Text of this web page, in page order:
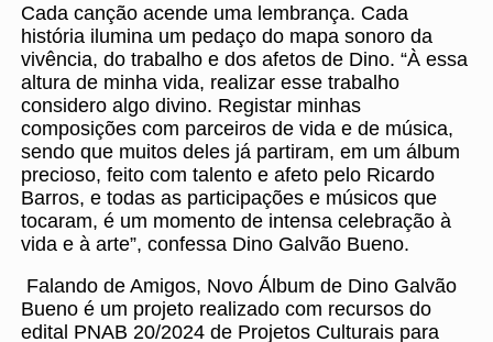
Cada canção acende uma lembrança. Cada
história ilumina um pedaço do mapa sonoro da
vivência, do trabalho e dos afetos de Dino. “À essa
altura de minha vida, realizar esse trabalho
considero algo divino. Registar minhas
composições com parceiros de vida e de música,
sendo que muitos deles já partiram, em um álbum
precioso, feito com talento e afeto pelo Ricardo
Barros, e todas as participações e músicos que
tocaram, é um momento de intensa celebração à
vida e à arte”, confessa Dino Galvão Bueno.
Falando de Amigos, Novo Álbum de Dino Galvão
Bueno é um projeto realizado com recursos do
edital PNAB 20/2024 de Projetos Culturais para